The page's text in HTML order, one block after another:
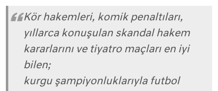
Kör hakemleri, komik penaltıları,
yıllarca konuşulan skandal hakem
kararlarını ve tiyatro maçları en iyi
bilen;
kurgu şampiyonluklarıyla futbol